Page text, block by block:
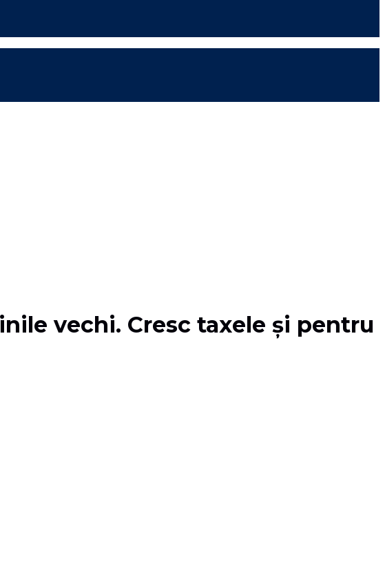
vechi. Cresc taxele și pentru